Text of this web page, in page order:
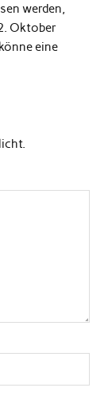
werden,
Oktober
eine